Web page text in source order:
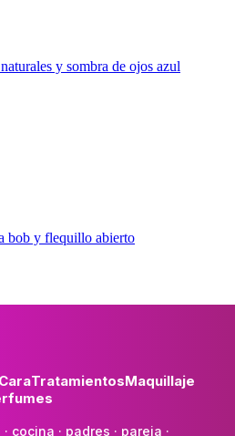
y sombra de ojos azul
bob y flequillo abierto
CaraTratamientosMaquillaje
· cocina · padres · pareja ·